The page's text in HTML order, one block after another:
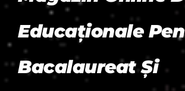
Educaționale
Bacalaureat Și